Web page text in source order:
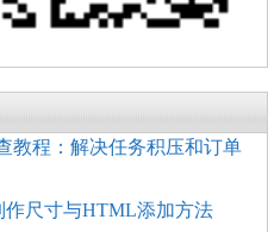
教程：解决任务积压和订单
作尺寸与HTML添加方法